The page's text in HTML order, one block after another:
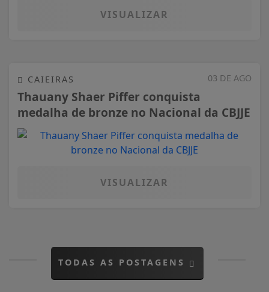
VISUALIZAR
03 DE AGO
CAIEIRAS
Thauany Shaer Piffer conquista
medalha de bronze no Nacional da CBJJE
VISUALIZAR
TODAS AS POSTAGENS